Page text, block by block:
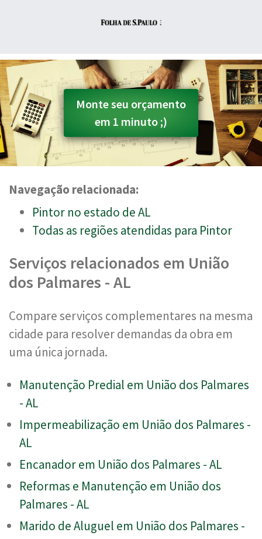
Monte seu orçamento
em 1 minuto ;)
Navegação relacionada:
Pintor no estado de AL
Todas as regiões atendidas para Pintor
Serviços relacionados em União
dos Palmares - AL
Compare serviços complementares na mesma
cidade para resolver demandas da obra em
uma única jornada.
Manutenção Predial em União dos Palmares
- AL
Impermeabilização em União dos Palmares -
AL
Encanador em União dos Palmares - AL
Reformas e Manutenção em União dos
Palmares - AL
Marido de Aluguel em União dos Palmares -